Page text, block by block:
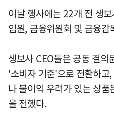
이날 행사에는 22개 전 생
임원, 금융위원회 및 금융
생보사 CEO들은 공동 결의
'소비자 기준'으로 전환하고
나 불이익 우려가 있는 상
을 전했다.